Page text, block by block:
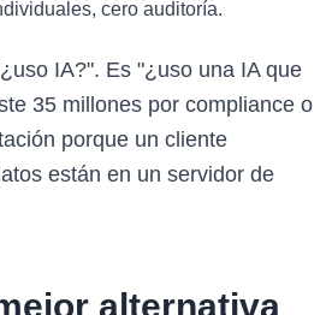
cero auditoría.
IA?". Es "¿uso una IA que
35 millones por compliance o
porque un cliente
están en un servidor de
alternativa